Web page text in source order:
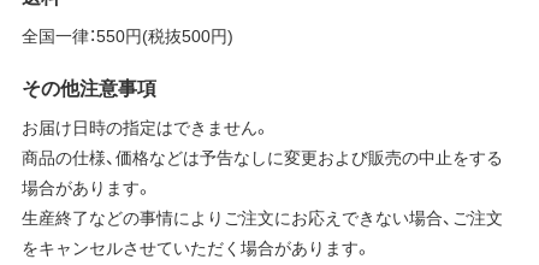
全国一律：550円(税抜500円)
その他注意事項
お届け日時の指定はできません。
商品の仕様、価格などは予告なしに変更および販売の中止をする
場合があります。
生産終了などの事情によりご注文にお応えできない場合、ご注文
をキャンセルさせていただく場合があります。